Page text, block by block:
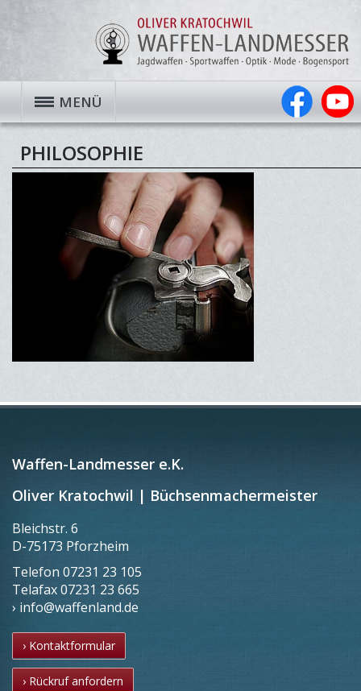
MENÜ
PHILOSOPHIE
Waffen-Landmesser e.K.
Oliver Kratochwil | Büchsenmachermeister
Bleichstr. 6
D-75173 Pforzheim
Telefon 07231 23 105
Telafax07231 23 665
› info@waffenland.de
› Kontaktformular
› Rückruf anfordern